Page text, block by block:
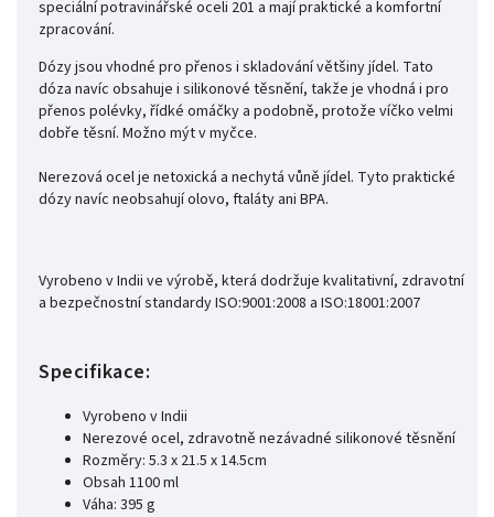
speciální potravinářské oceli 201 a mají praktické a komfortní
zpracování.
Dózy jsou vhodné pro přenos i skladování většiny jídel. Tato
dóza navíc obsahuje i silikonové těsnění, takže je vhodná i pro
přenos polévky, řídké omáčky a podobně, protože víčko velmi
dobře těsní. Možno mýt v myčce.
Nerezová ocel je netoxická a nechytá vůně jídel. Tyto praktické
dózy navíc neobsahují olovo, ftaláty ani BPA.
Vyrobeno v Indii ve výrobě, která dodržuje kvalitativní, zdravotní
a bezpečnostní standardy ISO:9001:2008 a ISO:18001:2007
Specifikace:
Vyrobeno v Indii
Nerezové ocel, zdravotně nezávadné silikonové těsnění
Rozměry: 5.3 x 21.5 x 14.5cm
Obsah 1100 ml
Váha: 395 g